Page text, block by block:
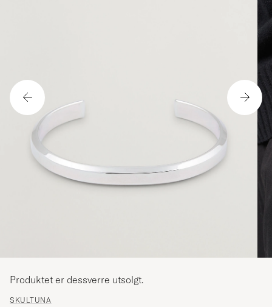
SKULTUNA
Produktet er dessverre utsolgt.